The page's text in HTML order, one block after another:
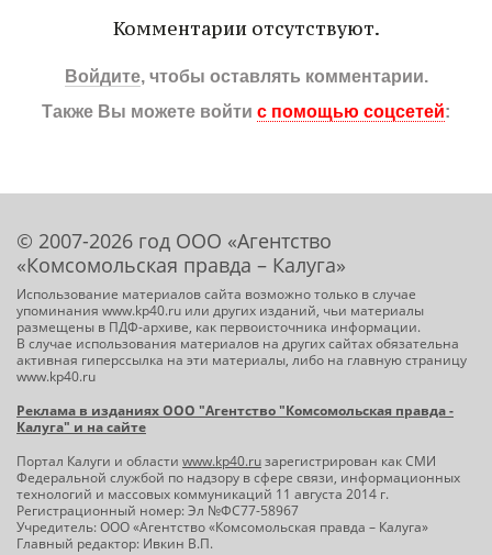
Комментарии отсутствуют.
Войдите, чтобы оставлять комментарии.
Также Вы можете войти с помощью соцсетей:
© 2007-2026 год ООО «Агентство
«Комсомольская правда – Калуга»
Использование материалов сайта возможно только в случае
упоминания www.kp40.ru или других изданий, чьи материалы
размещены в ПДФ-архиве, как первоисточника информации.
В случае использования материалов на других сайтах обязательна
активная гиперссылка на эти материалы, либо на главную страницу
www.kp40.ru
Реклама в изданиях ООО "Агентство "Комсомольская правда -
Калуга" и на сайте
Портал Калуги и области www.kp40.ruзарегистрирован как СМИ
Федеральной службой по надзору в сфере связи, информационных
технологий и массовых коммуникаций 11 августа 2014 г.
Регистрационный номер: Эл №ФС77-58967
Учредитель: ООО «Агентство «Комсомольская правда – Калуга»
Главный редактор: Ивкин В.П.